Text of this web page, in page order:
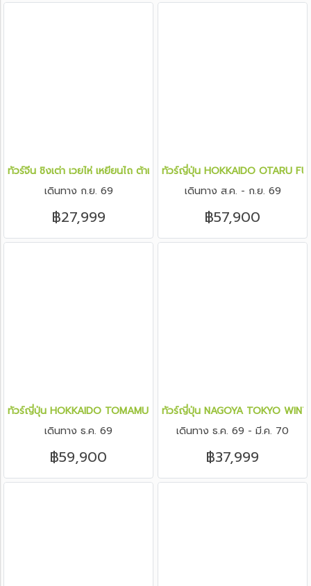
ทัวร์จีน ชิงเต่า เวยไห่ เหยียนไถ ต้าเหลียน 6 วัน 5 คืน
เดินทาง ก.ย. 69
฿27,999
ทัวร์ญี่ปุ่น HOKKAIDO OTARU
เดินทาง ส.ค. - ก.ย. 69
฿57,900
ทัวร์ญี่ปุ่น HOKKAIDO TOMAMU FURANO POWDER SNOW
เดินทาง ธ.ค. 69
฿59,900
ทัวร์ญี่ปุ่น NAGOYA TOKYO
เดินทาง ธ.ค. 69 - มี.ค. 70
฿37,999